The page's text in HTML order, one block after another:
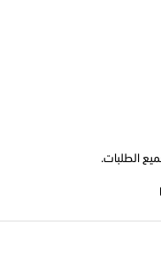
الطلبات.